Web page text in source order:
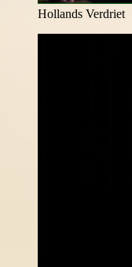
Hollands Verdriet